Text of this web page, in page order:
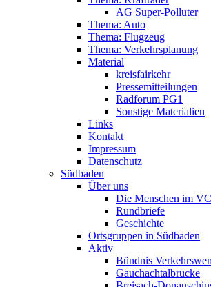
AG Super-Polluter
Thema: Auto
Thema: Flugzeug
Thema: Verkehrsplanung
Material
kreisfairkehr
Pressemitteilungen
Radforum PG1
Sonstige Materialien
Links
Kontakt
Impressum
Datenschutz
Südbaden
Über uns
Die Menschen im
Rundbriefe
Geschichte
Ortsgruppen in Südbaden
Aktiv
Bündnis
Gauchachtalbrücke